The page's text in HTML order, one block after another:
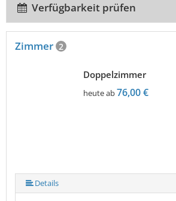
Verfügbarkeit prüfen
Zimmer 2
Doppelzimmer
heute ab76,00 €
Details